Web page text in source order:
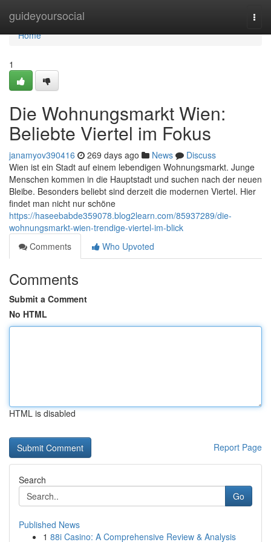
guideyoursocial
Home
Home
1
Die Wohnungsmarkt Wien:
Beliebte Viertel im Fokus
janamyov390416 269 days ago News
Discuss
Wien ist ein Stadt auf einem lebendigen Wohnungsmarkt. Junge
Menschen kommen in die Hauptstadt und suchen nach der neuen
Bleibe. Besonders beliebt sind derzeit die modernen Viertel. Hier
findet man nicht nur schöne
https://haseebabde359078.blog2learn.com/85937289/die-
wohnungsmarkt-wien-trendige-viertel-im-blick
Comments
Who Upvoted
Comments
Submit a Comment
No HTML
HTML is disabled
Report Page
Search
Go
Published News
1 88i Casino: A Comprehensive Review & Analysis